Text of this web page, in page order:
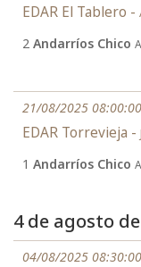
EDAR El Tablero -
2 Andarríos Chico
21/08/2025 08:00:00
EDAR Torrevieja -
1 Andarríos Chico
4 de agosto
04/08/2025 08:30:00